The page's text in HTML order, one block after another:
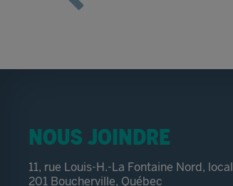
NOUS JOINDRE
11, rue Louis-H.-La Fontaine Nord, local
201 Boucherville, Québec